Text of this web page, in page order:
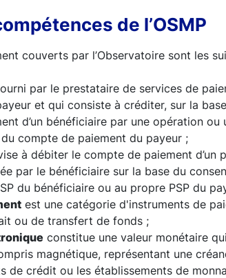
de l’OSMP
couverts par l’Observatoire sont les
par le prestataire de services de
et qui consiste à créditer, sur la
d’un bénéficiaire par une opération ou
compte de paiement du payeur ;
à débiter le compte de paiement d’un
par le bénéficiaire sur la base du
du bénéficiaire ou au propre PSP du
est une catégorie d'instruments de
ou de transfert de fonds ;
constitue une valeur monétaire
magnétique, représentant une
de crédit ou les établissements de